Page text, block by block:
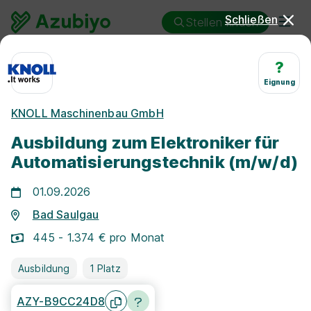
Stellen finden
Ausbildung
Elektroniker/in - Automatisierungstechnik (Industrie)
Ausbildung Elektroniker/in
für Automatisierungstechnik
Bad Saulgau
Freie Stellen finden
Schließen
?
Eignung
KNOLL Maschinenbau GmbH
Ausbildung zum Elektroniker für
Automatisierungstechnik (m/w/d)
01.09.2026
Bad Saulgau
445 - 1.374 € pro Monat
Ausbildung 1 Platz
AZY-B9CC24D8